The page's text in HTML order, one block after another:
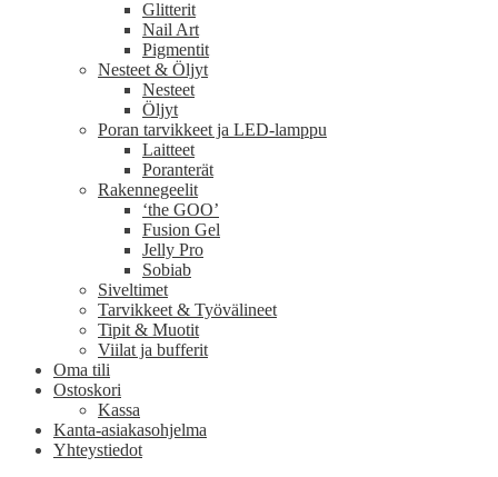
Glitterit
Nail Art
Pigmentit
Nesteet & Öljyt
Nesteet
Öljyt
Poran tarvikkeet ja LED-lamppu
Laitteet
Poranterät
Rakennegeelit
‘the GOO’
Fusion Gel
Jelly Pro
Sobiab
Siveltimet
Tarvikkeet & Työvälineet
Tipit & Muotit
Viilat ja bufferit
Oma tili
Ostoskori
Kassa
Kanta-asiakasohjelma
Yhteystiedot